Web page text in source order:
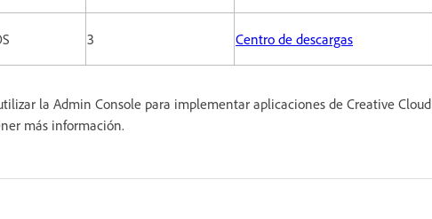
3 Centro de descargas
la Admin Console para implementar aplicaciones de Creative Cloud
más información.